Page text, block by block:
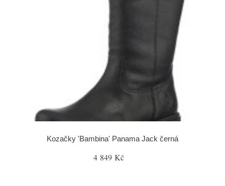
Kozačky 'Bambina' Panama Jack černá
4 849 Kč